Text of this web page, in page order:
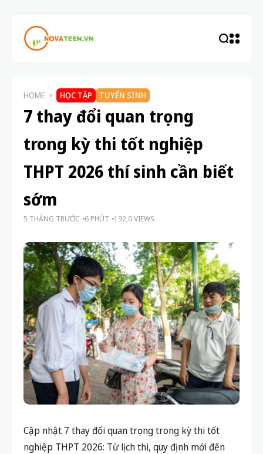
HOME HỌC TẬP TUYỂN SINH
7 thay đổi quan trọng
trong kỳ thi tốt nghiệp
THPT 2026 thí sinh cần biết
sớm
5 THÁNG TRƯỚC 6 PHÚT 192,0 VIEWS
Cập nhật 7 thay đổi quan trọng trong kỳ thi tốt
nghiệp THPT 2026: Từ lịch thi, quy định mới đến